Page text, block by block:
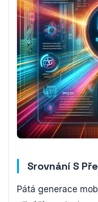
Srovnání S
Pátá generace